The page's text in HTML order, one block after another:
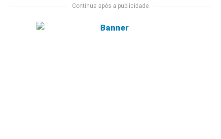
Continua após a publicidade